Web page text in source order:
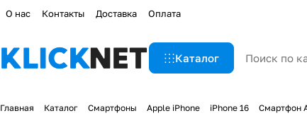
О нас Контакты Доставка Оплата
Каталог
Главная Каталог Смартфоны Apple iPhone iPhone 16 Смартфон